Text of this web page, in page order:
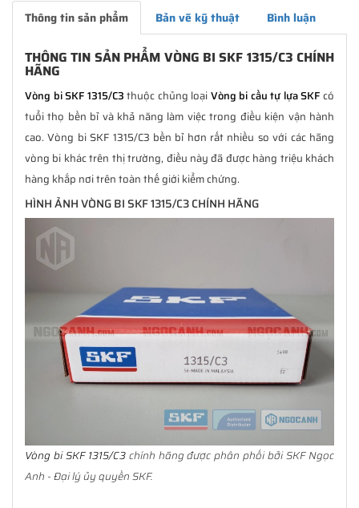
Thông tin sản phẩm Bản vẽ kỹ thuật Bình luận
THÔNG TIN SẢN PHẨM VÒNG BI SKF 1315/C3 CHÍNH
HÃNG
Vòng bi SKF 1315/C3thuộc chủng loạiVòng bi cầu tự lựa SKFcó
tuổi thọ bền bỉ và khả năng làm việc trong điều kiện vận hành
cao. Vòng bi SKF 1315/C3 bền bỉ hơn rất nhiều so với các hãng
vòng bi khác trên thị trường, điều này đã được hàng triệu khách
hàng khắp nơi trên toàn thế giới kiểm chứng.
HÌNH ẢNH VÒNG BI SKF 1315/C3 CHÍNH HÃNG
Vòng bi SKF 1315/C3chính hãng được phân phối bởi SKF Ngọc
Anh - Đại lý ủy quyền SKF.